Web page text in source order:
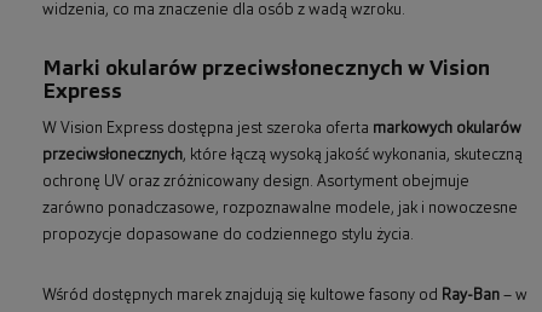
widzenia, co ma znaczenie dla osób z wadą wzroku.
Marki okularów przeciwsłonecznych w Vision
Express
W Vision Express dostępna jest szeroka oferta markowych okularów
przeciwsłonecznych, które łączą wysoką jakość wykonania, skuteczną
ochronę UV oraz zróżnicowany design. Asortyment obejmuje
zarówno ponadczasowe, rozpoznawalne modele, jak i nowoczesne
propozycje dopasowane do codziennego stylu życia.
Wśród dostępnych marek znajdują się kultowe fasony od Ray-Ban – w